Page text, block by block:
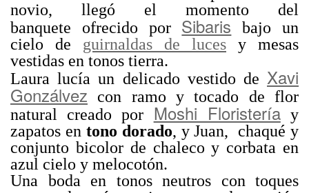
novio, llegó el momento del
banquete ofrecido por Sibaris bajo un
cielo de guirnaldas de luces y mesas
vestidas en tonos tierra.
Laura lucía un delicado vestido de Xavi
Gonzálvez con ramo y tocado de flor
natural creado por Moshi Floristeríay
zapatos en tono dorado, y Juan, chaqué y
conjunto bicolor de chaleco y corbata en
azul cielo y melocotón.
Una boda en tonos neutros con toques